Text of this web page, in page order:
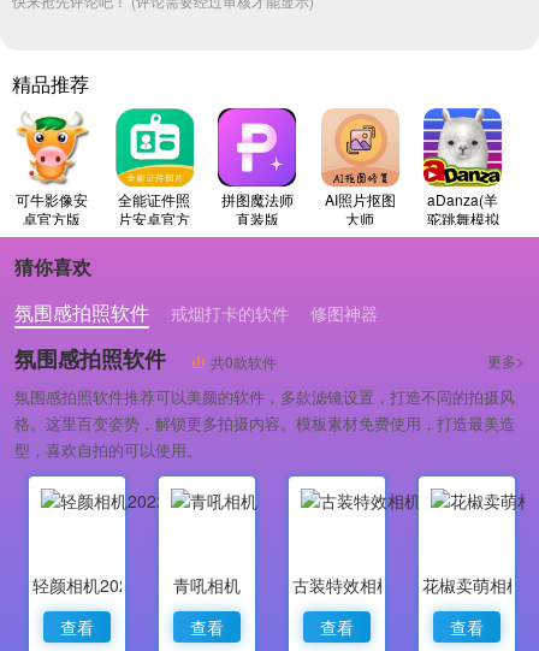
精品推荐
可牛影像安
卓官方版
全能证件照
片安卓官方
版
拼图魔法师
直装版
AI照片抠图
大师
aDanza(羊
驼跳舞模拟
器)手机正版
猜你喜欢
氛围感拍照软件
戒烟打卡的软件 修图神器
氛围感拍照软件 共0款软件 更多>
氛围感拍照软件推荐可以美颜的软件，多款滤镜设置，打造不同的拍摄风
格。这里百变姿势，解锁更多拍摄内容。模板素材免费使用，打造最美造
型，喜欢自拍的可以使用。
轻颜相机2022最新版
查看
青吼相机
查看
古装特效相机
查看
花椒卖萌相机
查看